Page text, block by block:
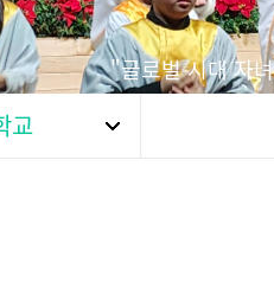
"글로벌 시대 자
교